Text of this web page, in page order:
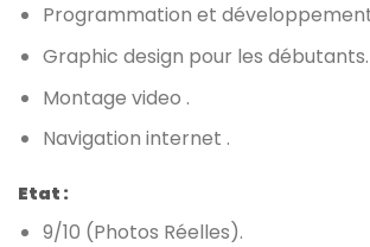
Programmation et
Graphic design pour les débutants.
Montage video .
Navigation internet .
Etat :
9/10 (Photos Réelles).